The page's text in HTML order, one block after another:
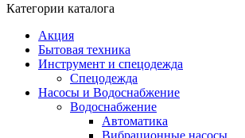
Категории каталога
Акция
Бытовая техника
Инструмент и спецодежда
Спецодежда
Насосы и Водоснабжение
Водоснабжение
Автоматика
Вибрационные насосы